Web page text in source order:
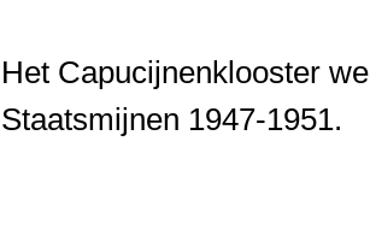
Het Capucijnenklooster
Staatsmijnen 1947-1951.